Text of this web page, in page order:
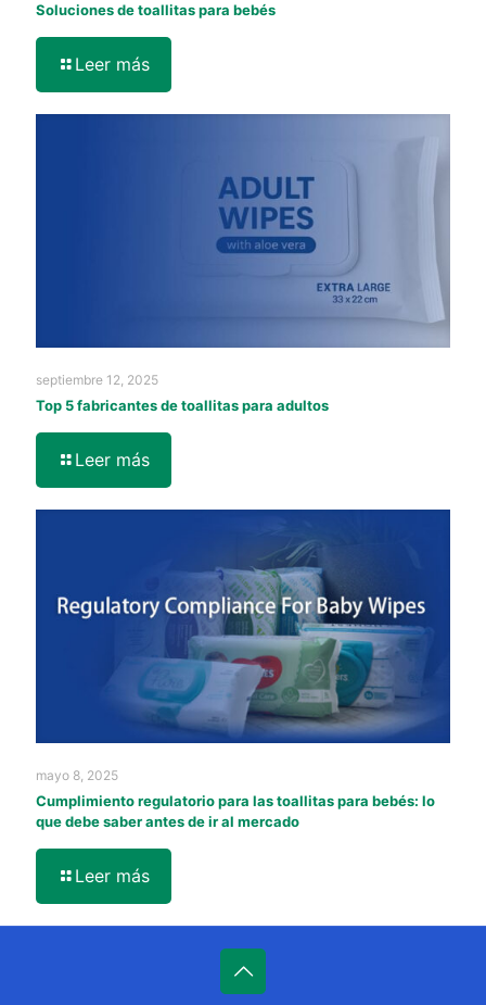
Soluciones de toallitas para bebés
Leer más
septiembre 12, 2025
Top 5 fabricantes de toallitas para adultos
Leer más
mayo 8, 2025
Cumplimiento regulatorio para las toallitas para bebés: lo
que debe saber antes de ir al mercado
Leer más